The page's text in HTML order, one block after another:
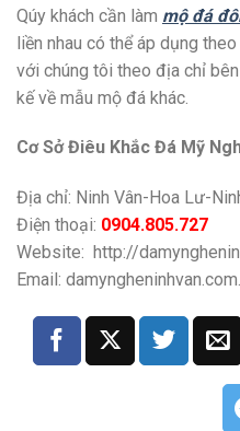
Qúy khách cần làm mộ đá
liền nhau có thể áp dụng
với chúng tôi theo địa chỉ
kế về mẫu mộ đá khác.
Cơ Sở Điêu Khắc Đá Mỹ
Địa chỉ: Ninh Vân-Hoa Lư-
Điện thoại: 0904.805.727
Website: http://
Email: